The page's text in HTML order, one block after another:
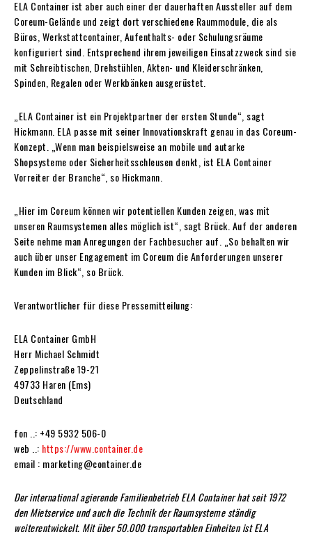
ELA Container ist aber auch einer der dauerhaften Aussteller auf dem
Coreum-Gelände und zeigt dort verschiedene Raummodule, die als
Büros, Werkstattcontainer, Aufenthalts- oder Schulungsräume
konfiguriert sind. Entsprechend ihrem jeweiligen Einsatzzweck sind sie
mit Schreibtischen, Drehstühlen, Akten- und Kleiderschränken,
Spinden, Regalen oder Werkbänken ausgerüstet.
„ELA Container ist ein Projektpartner der ersten Stunde“, sagt
Hickmann. ELA passe mit seiner Innovationskraft genau in das Coreum-
Konzept. „Wenn man beispielsweise an mobile und autarke
Shopsysteme oder Sicherheitsschleusen denkt, ist ELA Container
Vorreiter der Branche“, so Hickmann.
„Hier im Coreum können wir potentiellen Kunden zeigen, was mit
unseren Raumsystemen alles möglich ist“, sagt Brück. Auf der anderen
Seite nehme man Anregungen der Fachbesucher auf. „So behalten wir
auch über unser Engagement im Coreum die Anforderungen unserer
Kunden im Blick“, so Brück.
Verantwortlicher für diese Pressemitteilung:
ELA Container GmbH
Herr Michael Schmidt
Zeppelinstraße 19-21
49733 Haren (Ems)
Deutschland
fon ..: +49 5932 506-0
web ..: https://www.container.de
email : marketing@container.de
Der international agierende Familienbetrieb ELA Container hat seit 1972
den Mietservice und auch die Technik der Raumsysteme ständig
weiterentwickelt. Mit über 50.000 transportablen Einheiten ist ELA